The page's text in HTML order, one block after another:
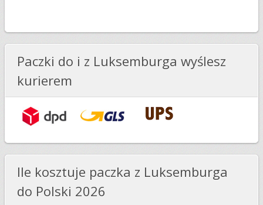
Paczki do i z Luksemburga wyślesz
kurierem
Ile kosztuje paczka z Luksemburga
do Polski 2026